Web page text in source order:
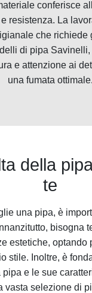
conferisce
resistenza. La
che richiede
di pipa
e attenzione ai
una fumata ottimale.
della
te
una pipa, è
bisogna
estetiche, optando
stile. Inoltre, è
e le sue
vasta selezione di